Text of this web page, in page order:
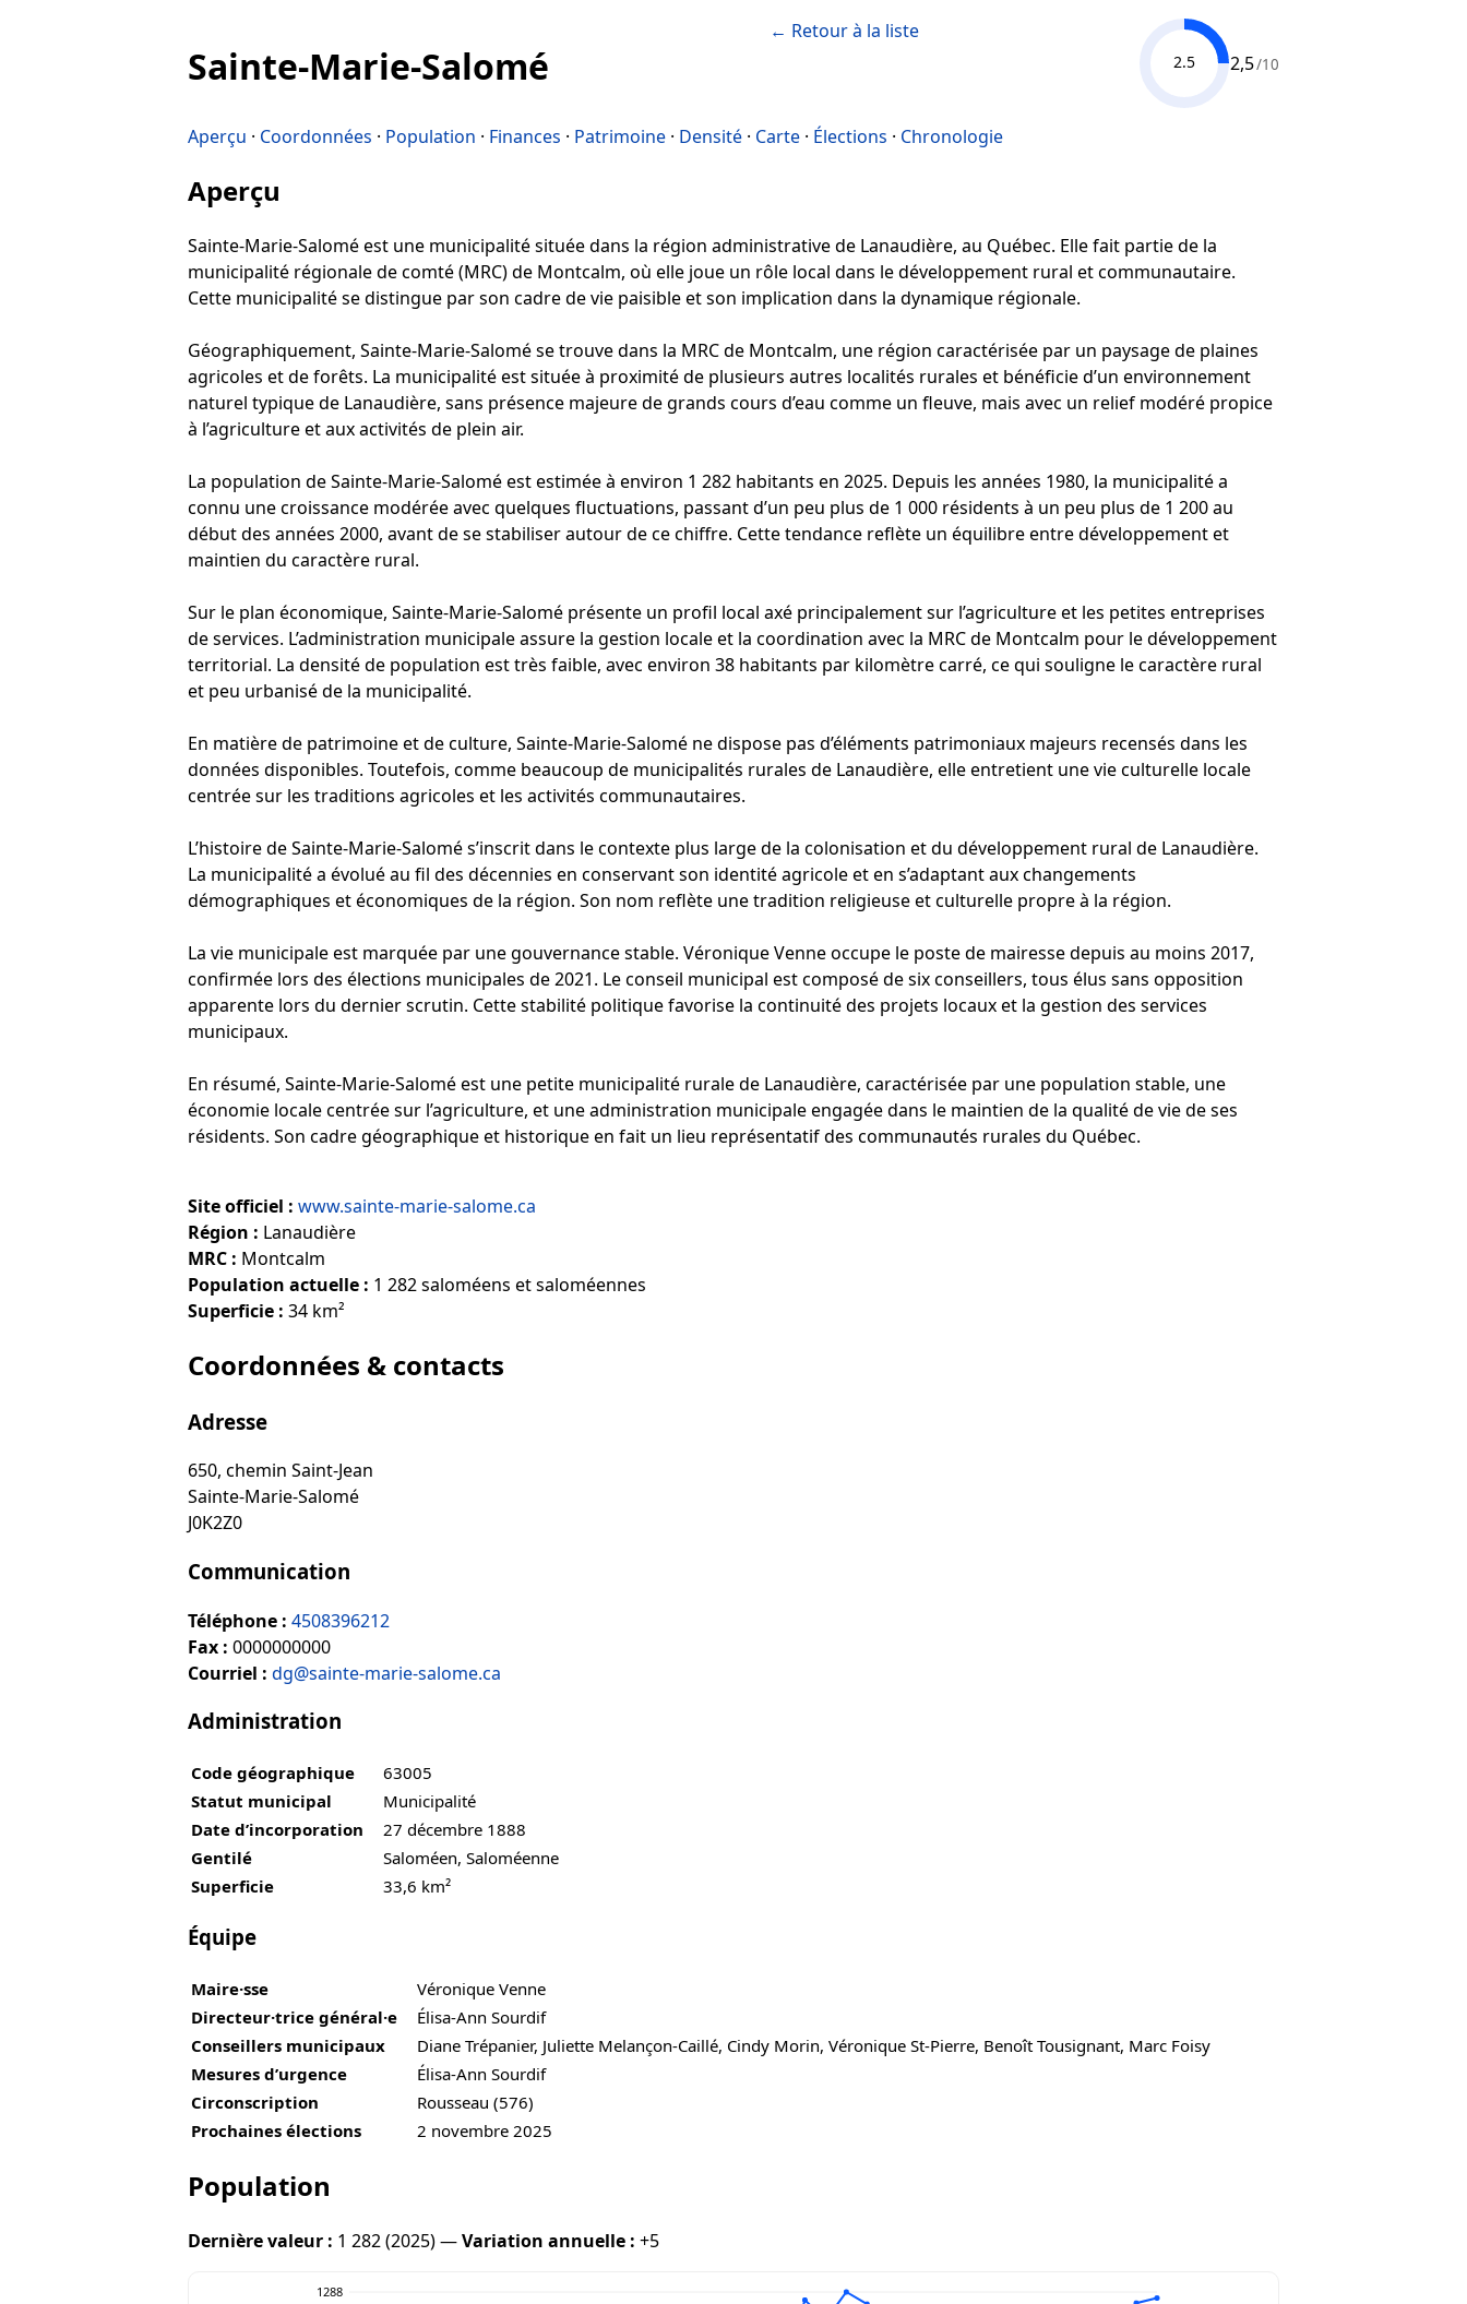
Sainte-Marie-Salomé
← Retour à la liste
2.5 2,5/10
Aperçu · Coordonnées · Population · Finances · Patrimoine · Densité · Carte · Élections · Chronologie
Aperçu
Sainte-Marie-Salomé est une municipalité située dans la région administrative de Lanaudière, au Québec. Elle fait partie de la
municipalité régionale de comté (MRC) de Montcalm, où elle joue un rôle local dans le développement rural et communautaire.
Cette municipalité se distingue par son cadre de vie paisible et son implication dans la dynamique régionale.
Géographiquement, Sainte-Marie-Salomé se trouve dans la MRC de Montcalm, une région caractérisée par un paysage de plaines
agricoles et de forêts. La municipalité est située à proximité de plusieurs autres localités rurales et bénéficie d’un environnement
naturel typique de Lanaudière, sans présence majeure de grands cours d’eau comme un fleuve, mais avec un relief modéré propice
à l’agriculture et aux activités de plein air.
La population de Sainte-Marie-Salomé est estimée à environ 1 282 habitants en 2025. Depuis les années 1980, la municipalité a
connu une croissance modérée avec quelques fluctuations, passant d’un peu plus de 1 000 résidents à un peu plus de 1 200 au
début des années 2000, avant de se stabiliser autour de ce chiffre. Cette tendance reflète un équilibre entre développement et
maintien du caractère rural.
Sur le plan économique, Sainte-Marie-Salomé présente un profil local axé principalement sur l’agriculture et les petites entreprises
de services. L’administration municipale assure la gestion locale et la coordination avec la MRC de Montcalm pour le développement
territorial. La densité de population est très faible, avec environ 38 habitants par kilomètre carré, ce qui souligne le caractère rural
et peu urbanisé de la municipalité.
En matière de patrimoine et de culture, Sainte-Marie-Salomé ne dispose pas d’éléments patrimoniaux majeurs recensés dans les
données disponibles. Toutefois, comme beaucoup de municipalités rurales de Lanaudière, elle entretient une vie culturelle locale
centrée sur les traditions agricoles et les activités communautaires.
L’histoire de Sainte-Marie-Salomé s’inscrit dans le contexte plus large de la colonisation et du développement rural de Lanaudière.
La municipalité a évolué au fil des décennies en conservant son identité agricole et en s’adaptant aux changements
démographiques et économiques de la région. Son nom reflète une tradition religieuse et culturelle propre à la région.
La vie municipale est marquée par une gouvernance stable. Véronique Venne occupe le poste de mairesse depuis au moins 2017,
confirmée lors des élections municipales de 2021. Le conseil municipal est composé de six conseillers, tous élus sans opposition
apparente lors du dernier scrutin. Cette stabilité politique favorise la continuité des projets locaux et la gestion des services
municipaux.
En résumé, Sainte-Marie-Salomé est une petite municipalité rurale de Lanaudière, caractérisée par une population stable, une
économie locale centrée sur l’agriculture, et une administration municipale engagée dans le maintien de la qualité de vie de ses
résidents. Son cadre géographique et historique en fait un lieu représentatif des communautés rurales du Québec.
Site officiel : www.sainte-marie-salome.ca
Région : Lanaudière
MRC : Montcalm
Population actuelle : 1 282 saloméens et saloméennes
Superficie : 34 km²
Coordonnées & contacts
Adresse
650, chemin Saint-Jean
Sainte-Marie-Salomé
J0K2Z0
Communication
Téléphone : 4508396212
Fax : 0000000000
Courriel : dg@sainte-marie-salome.ca
Administration
Code géographique
63005
Statut municipal
Municipalité
Date d’incorporation
27 décembre 1888
Gentilé
Saloméen, Saloméenne
Superficie
33,6 km²
Équipe
Maire·sse
Véronique Venne
Directeur·trice général·e
Élisa-Ann Sourdif
Conseillers municipaux
Diane Trépanier, Juliette Melançon-Caillé, Cindy Morin, Véronique St-Pierre, Benoît Tousignant, Marc Foisy
Mesures d’urgence
Élisa-Ann Sourdif
Circonscription
Rousseau (576)
Prochaines élections
2 novembre 2025
Population
Dernière valeur : 1 282 (2025) —Variation annuelle : +5
1288